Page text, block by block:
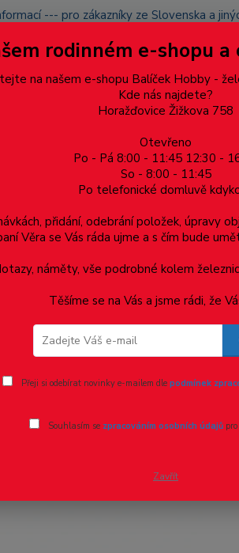
--- pro zákazníky ze Slovenska a
nevyzvednete, bude po domluvě
přidán na blacklist a rušeny následující
Více
poukazy, upomínkové předměty
M5x20 mm
rodinném e-shopu a
na našem e-shopu Balíček Hobby -
Kde nás najdete?
Horažďovice Žižkova 758
Otevřeno
Po - Pá 8:00 - 11:45 12:30 -
So - 8:00 - 11:45
Po telefonické domluvě
přidání, odebrání položek, úpravy
Věra se Vás ráda ujme a s čím bude
náměty, vše podrobné kolem
Těšíme se na Vás a jsme rádi, že
Přeji si odebírat novinky e-mailem dle podmínek
Souhlasím se zpracováním osobních údajůpro
Zavřít